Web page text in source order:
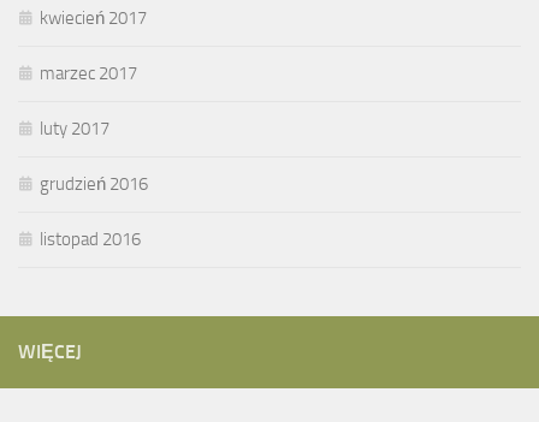
kwiecień 2017
marzec 2017
luty 2017
grudzień 2016
listopad 2016
WIĘCEJ